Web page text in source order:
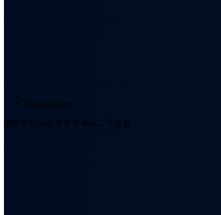
即時拍賣競標
網站應用 04 拍賣業 收藏品 二手交易